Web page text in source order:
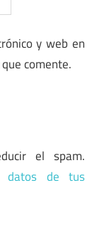
y web en
comente.
el spam.
datos de tus